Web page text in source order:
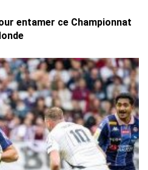
entamer ce Championnat